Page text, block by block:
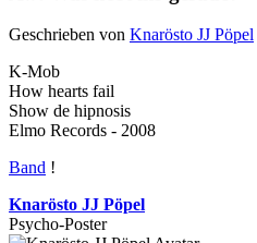
Geschrieben von Knarösto JJ Pöpel
K-Mob
How hearts fail
Show de hipnosis
Elmo Records - 2008
Band !
Knarösto JJ Pöpel
Psycho-Poster